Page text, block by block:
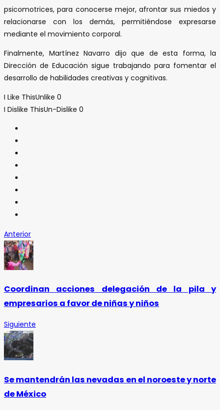
psicomotrices, para conocerse mejor, afrontar sus miedos y
relacionarse con los demás, permitiéndose expresarse
mediante el movimiento corporal.
Finalmente, Martínez Navarro dijo que de esta forma, la
Dirección de Educación sigue trabajando para fomentar el
desarrollo de habilidades creativas y cognitivas.
I Like ThisUnlike 0
I Dislike ThisUn-Dislike 0
Anterior
Coordinan acciones delegación de la pila y
empresarios a favor de niñas y niños
Siguiente
Se mantendrán las nevadas en el noroeste y norte
de México